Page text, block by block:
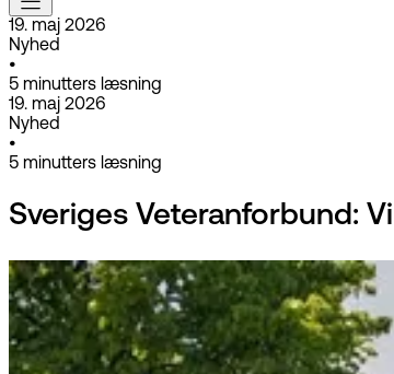
19. maj 2026
Nyhed
•
5 minutters læsning
19. maj 2026
Nyhed
•
5 minutters læsning
Sveriges Veteranforbund: